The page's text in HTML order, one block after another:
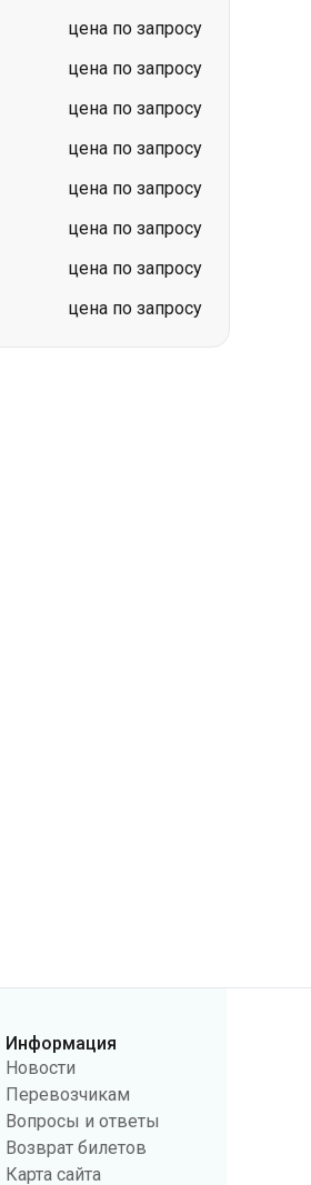
цена по запросу
цена по запросу
цена по запросу
цена по запросу
цена по запросу
цена по запросу
цена по запросу
цена по запросу
Информация
Новости
Перевозчикам
Вопросы и ответы
Возврат билетов
Карта сайта